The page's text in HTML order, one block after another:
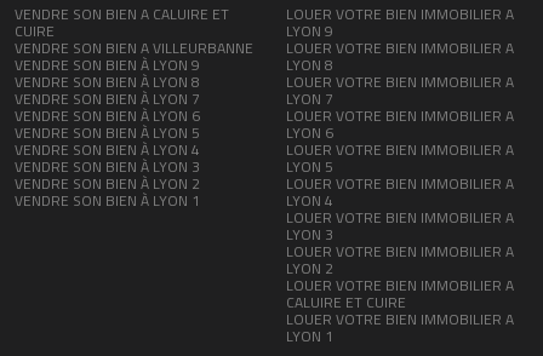
VENDRE SON BIEN A CALUIRE ET
CUIRE
VENDRE SON BIEN A VILLEURBANNE
VENDRE SON BIEN À LYON 9
VENDRE SON BIEN À LYON 8
VENDRE SON BIEN À LYON 7
VENDRE SON BIEN À LYON 6
VENDRE SON BIEN À LYON 5
VENDRE SON BIEN À LYON 4
VENDRE SON BIEN À LYON 3
VENDRE SON BIEN À LYON 2
VENDRE SON BIEN À LYON 1
LOUER VOTRE BIEN IMMOBILIER A
LYON 9
LOUER VOTRE BIEN IMMOBILIER A
LYON 8
LOUER VOTRE BIEN IMMOBILIER A
LYON 7
LOUER VOTRE BIEN IMMOBILIER A
LYON 6
LOUER VOTRE BIEN IMMOBILIER A
LYON 5
LOUER VOTRE BIEN IMMOBILIER A
LYON 4
LOUER VOTRE BIEN IMMOBILIER A
LYON 3
LOUER VOTRE BIEN IMMOBILIER A
LYON 2
LOUER VOTRE BIEN IMMOBILIER A
CALUIRE ET CUIRE
LOUER VOTRE BIEN IMMOBILIER A
LYON 1